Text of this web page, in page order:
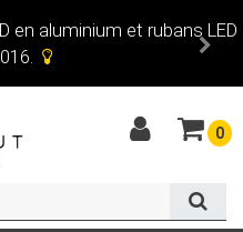
en aluminium et rubans LED
0